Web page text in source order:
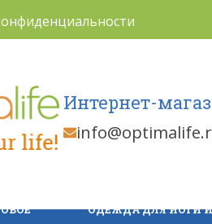
Интернет-
ОДЕЖДА ДЛЯ ЙОГИ И